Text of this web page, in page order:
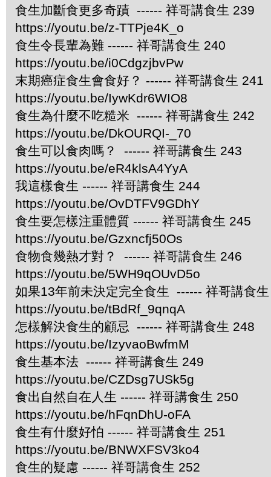
食生加斷食更多奇蹟 ------ 祥哥講食生 239
https://youtu.be/z-TTPje4K_o
食生令長輩為難 ------ 祥哥講食生 240
https://youtu.be/i0CdgzjbvPw
末期癌症食生會食好？ ------ 祥哥講食生 241
https://youtu.be/IywKdr6WIO8
食生為什麼不吃糙米 ------ 祥哥講食生 242
https://youtu.be/DkOURQI-_70
食生可以食肉嗎？ ------ 祥哥講食生 243
https://youtu.be/eR4klsA4YyA
我這樣食生 ------ 祥哥講食生 244
https://youtu.be/OvDTFV9GDhY
食生要怎樣注重體質 ------ 祥哥講食生 245
https://youtu.be/Gzxncfj50Os
食物食幾熱才對？ ------ 祥哥講食生 246
https://youtu.be/5WH9qOUvD5o
如果13年前未決定完全食生 ------ 祥哥講食
https://youtu.be/tBdRf_9qnqA
怎樣解決食生的顧忌 ------ 祥哥講食生 248
https://youtu.be/IzyvaoBwfmM
食生基本法 ------ 祥哥講食生 249
https://youtu.be/CZDsg7USk5g
食出自然自在人生 ------ 祥哥講食生 250
https://youtu.be/hFqnDhU-oFA
食生有什麼好怕 ------ 祥哥講食生 251
https://youtu.be/BNWXFSV3ko4
食生的疑慮 ------ 祥哥講食生 252